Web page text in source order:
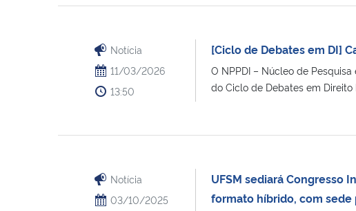
Notícia
11/03/2026
13:50
[Ciclo de Debates em DI]
O NPPDI – Núcleo de
do Ciclo de Debates em Direito
Notícia
03/10/2025
UFSM sediará Congresso
formato híbrido, com sede